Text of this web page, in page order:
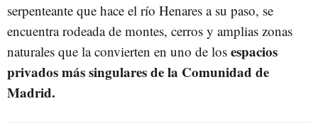
serpenteante que hace el río Henares a su paso, se
encuentra rodeada de montes, cerros y amplias zonas
naturales que la convierten en uno de los espacios
privados más singulares de la Comunidad de
Madrid.